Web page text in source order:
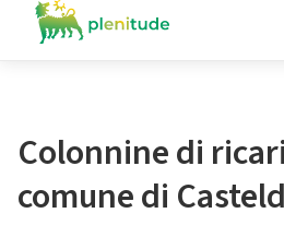
Colonnine di
comune di